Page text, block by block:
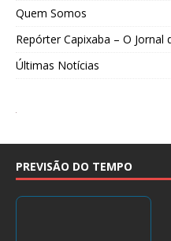
Quem Somos
Repórter Capixaba – O Jornal
Últimas Notícias
PREVISÃO DO TEMPO